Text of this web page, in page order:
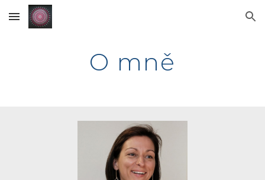
Skip to main content Skip to navigation
O mně